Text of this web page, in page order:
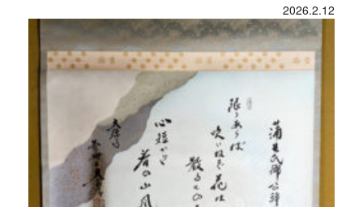
2026.2.12